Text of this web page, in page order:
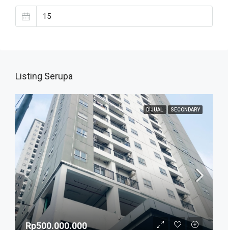
Listing Serupa
DIJUAL SECONDARY
Rp500.000.000